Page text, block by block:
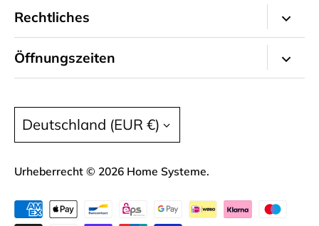
Rechtliches
Impressum
Kontakt
Allgemeine Geschäftsbedingungen
Liefer- und Versandkosten
Öffnungszeiten
Montag - Freitag
09:00 - 16:00
Währung
Deutschland (EUR €)
Urheberrecht © 2026 Home Systeme.